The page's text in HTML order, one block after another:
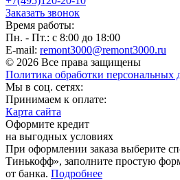
Заказать звонок
Время работы:
Пн. - Пт.: с 8:00 до 18:00
E-mail: remont3000@remont3000.ru
© 2026 Все права защищены
Политика обработки персональных
Мы в соц. сетях:
Принимаем к оплате:
Карта сайта
Оформите кредит
на выгодных условиях
При оформлении заказа выберите
Тинькофф», заполните простую
от банка. Подробнее